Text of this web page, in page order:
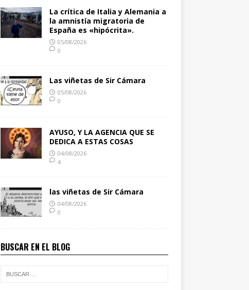
La crítica de Italia y Alemania a
la amnistía migratoria de
España es «hipócrita».
05/08/2026
0
Las viñetas de Sir Cámara
05/08/2026
0
AYUSO, Y LA AGENCIA QUE SE
DEDICA A ESTAS COSAS
04/08/2026
4
las viñetas de Sir Cámara
04/08/2026
0
BUSCAR EN EL BLOG